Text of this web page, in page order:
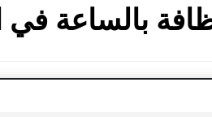
بالساعة في